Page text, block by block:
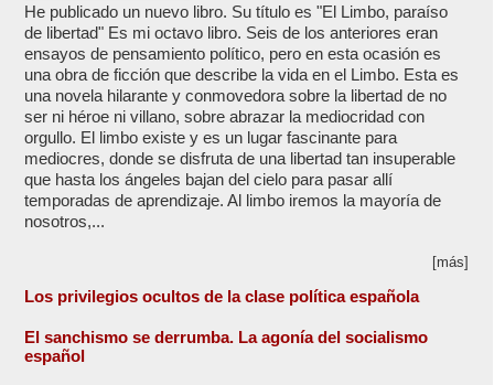
He publicado un nuevo libro. Su título es "El Limbo, paraíso
de libertad" Es mi octavo libro. Seis de los anteriores eran
ensayos de pensamiento político, pero en esta ocasión es
una obra de ficción que describe la vida en el Limbo. Esta es
una novela hilarante y conmovedora sobre la libertad de no
ser ni héroe ni villano, sobre abrazar la mediocridad con
orgullo. El limbo existe y es un lugar fascinante para
mediocres, donde se disfruta de una libertad tan insuperable
que hasta los ángeles bajan del cielo para pasar allí
temporadas de aprendizaje. Al limbo iremos la mayoría de
nosotros,...
[más]
Los privilegios ocultos de la clase política española
El sanchismo se derrumba. La agonía del socialismo
español